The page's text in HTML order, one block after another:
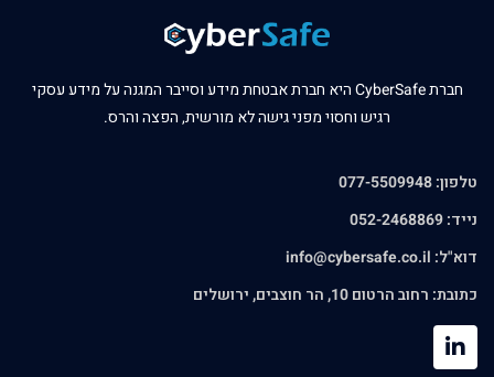
חברת CyberSafe היא חברת אבטחת מידע וסייבר המגנה על מידע עסקי
רגיש וחסוי מפני גישה לא מורשית, הפצה והרס.
טלפון: 077-5509948
נייד: 052-2468869
דוא"ל: info@cybersafe.co.il
כתובת: רחוב הרטום 10, הר חוצבים, ירושלים